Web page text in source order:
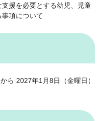
援を必要とする幼児、児童
項について
ら 2027年1月8日（金曜日）